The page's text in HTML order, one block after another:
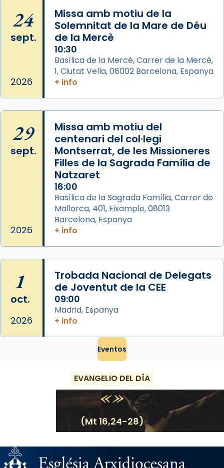
Foto
View on Facebook · Share
24
sept.
2026
Missa amb motiu de la
Solemnitat de la Mare de Déu
de la Mercè
10:30
Basílica de la Mercè, Carrer de la Mercè,
1, Ciutat Vella, 08002 Barcelona, Espanya
+ info
29
sept.
2026
Missa amb motiu del
centenari del col·legi
Montserrat, de les Missioneres
Filles de la Sagrada Família de
Natzaret
16:00
Basílica de la Sagrada Família, Carrer de
Mallorca, 401, Eixample, 08013
Barcelona, Espanya
+ info
1
oct.
2026
Trobada Nacional de Delegats
de Joventut de la CEE
09:00
Madrid, Espanya
+ info
Eventos
EVANGELIO DEL DÍA
(Mt 16,24-28)